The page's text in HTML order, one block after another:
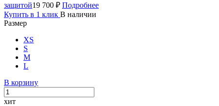
защитой19 700 ₽ Подробнее
Купить в 1 клик В наличии
Размер
XS
S
M
L
В корзину
хит